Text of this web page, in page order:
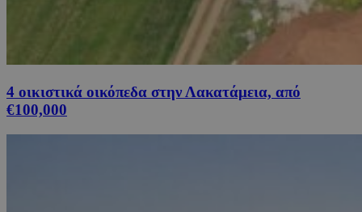
4 οικιστικά οικόπεδα στην Λακατάμεια, από
€100,000